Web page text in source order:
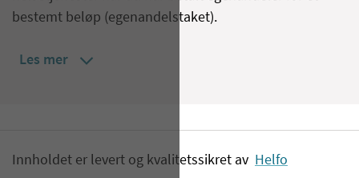
bestemt beløp (egenandelstaket).
Les mer
Innholdet er levert og kvalitetssikret av Helfo